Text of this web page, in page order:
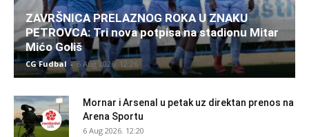
ZAVRŠNICA PRELAZNOG ROKA U ZNAKU
PETROVCA: Tri nova potpisa na stadionu Mitar
Mićo Goliš
CG Fudbal - 6 Aug 2026. 12:26
Mornar i Arsenal u petak uz direktan prenos na
Arena Sportu
6 Aug 2026. 12:20